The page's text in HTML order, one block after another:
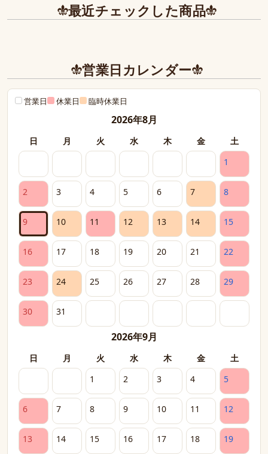
最近チェックした商品
営業日カレンダー
営業日 休業日 臨時休業日
2026年8月
日 月 火 水 木 金
土
1
2 3 4 5 6 7 8
9 10 11 12 13 14 15
16 17 18 19 20 21 22
23 24 25 26 27 28 29
30 31
2026年9月
日 月 火 水 木 金
土
1
2 3 4 5
6 7 8 9 10 11 12
13 14 15 16 17 18 19